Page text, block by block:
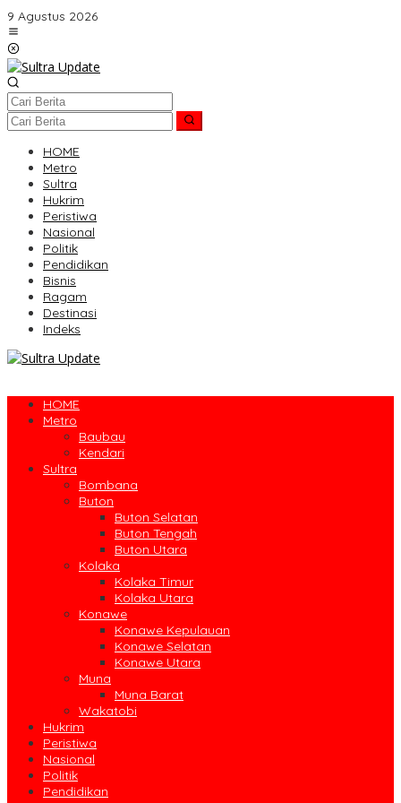
Lewati
ke
konten
9 Agustus 2026
HOME
Metro
Sultra
Hukrim
Peristiwa
Nasional
Politik
Pendidikan
Bisnis
Ragam
Destinasi
Indeks
HOME
Metro
Baubau
Kendari
Sultra
Bombana
Buton
Buton Selatan
Buton Tengah
Buton Utara
Kolaka
Kolaka Timur
Kolaka Utara
Konawe
Konawe Kepulauan
Konawe Selatan
Konawe Utara
Muna
Muna Barat
Wakatobi
Hukrim
Peristiwa
Nasional
Politik
Pendidikan